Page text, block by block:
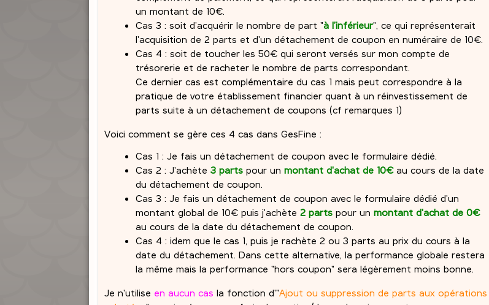
un montant de 10€.
Cas 3 : soit d’acquérir le nombre de part "à l’inférieur", ce qui représenterait
l'acquisition de 2 parts et d'un détachement de coupon en numéraire de 10€.
Cas 4 : soit de toucher les 50€ qui seront versés sur mon compte de
trésorerie et de racheter le nombre de parts correspondant.
Ce dernier cas est complémentaire du cas 1 mais peut correspondre à la
pratique de votre établissement financier quant à un réinvestissement de
parts suite à un détachement de coupons (cf remarques 1)
Voici comment se gère ces 4 cas dans GesFine :
Cas 1 : Je fais un détachement de coupon avec le formulaire dédié.
Cas 2 : J'achète3 parts pour unmontant d'achat de 10€au cours de la date
du détachement de coupon.
Cas 3 : Je fais un détachement de coupon avec le formulaire dédié d'un
montant global de 10€ puis j'achète2 parts pour unmontant d'achat de 0€
au cours de la date du détachement de coupon.
Cas 4 : idem que le cas 1, puis je rachète 2 ou 3 parts au prix du cours à la
date du détachement. Dans cette alternative, la performance globale restera
la même mais la performance "hors coupon" sera légèrement moins bonne.
Je n'utilise en aucun cas la fonction d'"Ajout ou suppression de parts aux opérations